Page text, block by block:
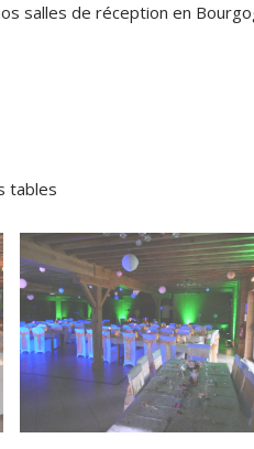
salles de réception en
tables